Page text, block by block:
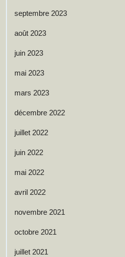
septembre 2023
août 2023
juin 2023
mai 2023
mars 2023
décembre 2022
juillet 2022
juin 2022
mai 2022
avril 2022
novembre 2021
octobre 2021
juillet 2021